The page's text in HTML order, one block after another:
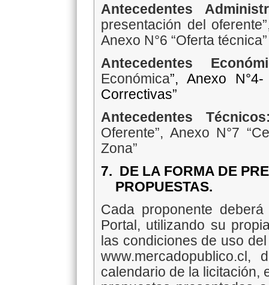
Antecedentes
presentación del
Anexo N°6 “Oferta técnica”
Antecedentes
Económica”, Anexo
Correctivas”
Antecedentes
Oferente”, Anexo N°7
Zona”
7. DE LA FORMA DE
PROPUESTAS.
Cada proponente
Portal, utilizando su
las condiciones de uso
calendario de la licitación,